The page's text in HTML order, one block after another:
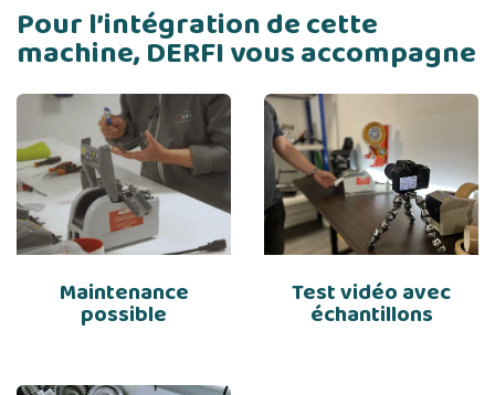
Pour l’intégration de cette
machine, DERFI vous accompagne
Maintenance
possible
Test vidéo avec
échantillons